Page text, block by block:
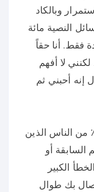
وبالكاد
النصية مائة
فقط. أنا حقاً
لا أفهم
إنه أحبني ثم
هي قصة حوالي 80 ٪ من الناس الذين
السابقة أو
الكبير
بك طوال